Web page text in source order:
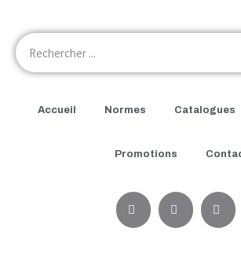
Accueil Normes Catalogues
Promotions